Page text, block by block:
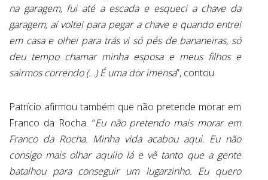
na garagem, fui até a escada e esqueci a chave da
garagem, aí voltei para pegar a chave e quando entrei
em casa e olhei para trás vi só pés de bananeiras, só
deu tempo chamar minha esposa e meus filhos e
sairmos correndo (…) É uma dor imensa”, contou.
Patrício afirmou também que não pretende morar em
Franco da Rocha. “Eu não pretendo mais morar em
Franco da Rocha. Minha vida acabou aqui. Eu não
consigo mais olhar aquilo lá e vê tanto que a gente
batalhou para conseguir um lugarzinho. Eu quero